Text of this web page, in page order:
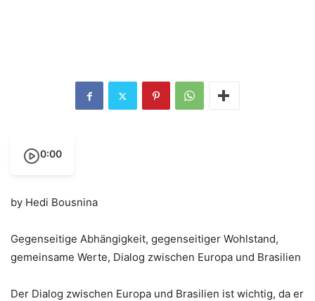
0:00
by Hedi Bousnina
Gegenseitige Abhängigkeit, gegenseitiger Wohlstand,
gemeinsame Werte, Dialog zwischen Europa und Brasilien
Der Dialog zwischen Europa und Brasilien ist wichtig, da er